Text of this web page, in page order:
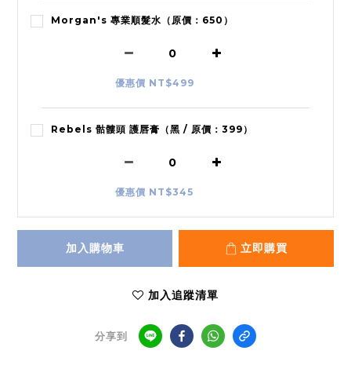
Morgan's 專業順髮水（原價：650）
優惠價 NT$499
Rebels 骷髏頭 護唇膏（黑 / 原價：399）
優惠價 NT$345
加入購物車 立即購買
加入追蹤清單
分享到